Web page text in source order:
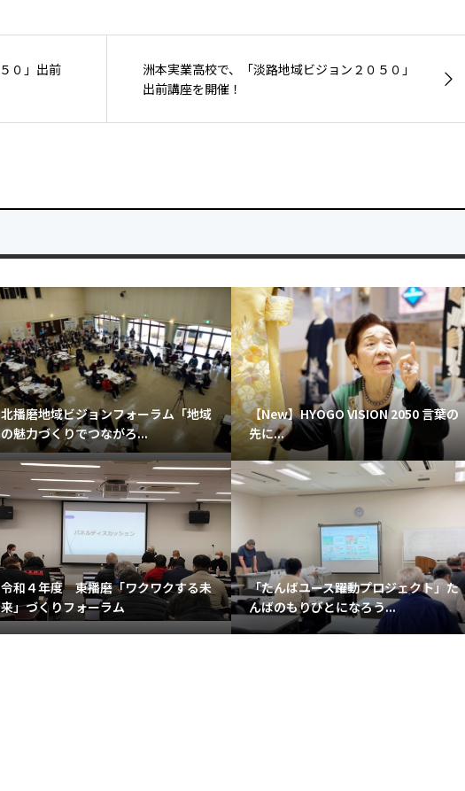
０」出前
洲本実業高校で、「淡路地域ビジョン２０５０」
出前講座を開催！
北播磨地域ビジョンフォーラム「地域
の魅力づくりでつながろ...
【New】HYOGO VISION 2050 言葉の
先に...
令和４年度 東播磨「ワクワクする未
来」づくりフォーラム
「たんばユース躍動プロジェクト」た
んばのもりびとになろう...